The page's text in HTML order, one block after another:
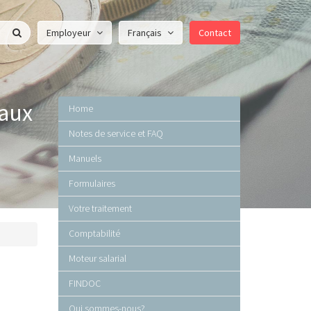
Contact
Français
Employeur
Home
Notes de service et FAQ
Manuels
Formulaires
Votre traitement
Comptabilité
Moteur salarial
FINDOC
Qui sommes-nous?